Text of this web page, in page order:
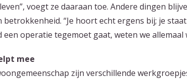
voegt ze daaraan toe. Andere dingen
betrokkenheid. “Je hoort echt ergens bij; je
een operatie tegemoet gaat, weten we allemaal
mee
zijn verschillende